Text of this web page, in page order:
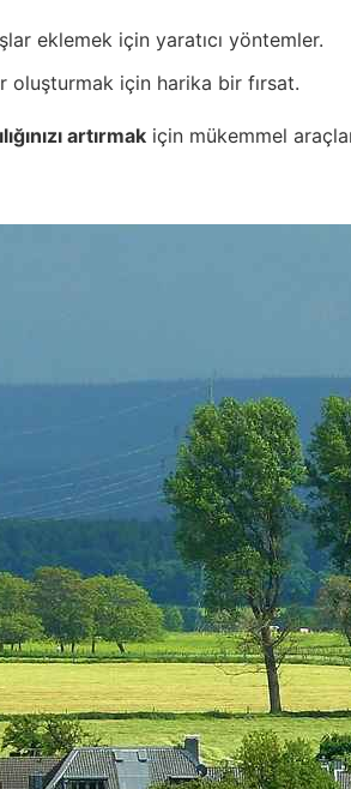
eklemek için yaratıcı yöntemler.
oluşturmak için harika bir fırsat.
artırmak için mükemmel